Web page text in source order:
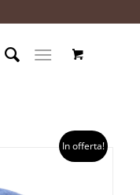
In offerta!